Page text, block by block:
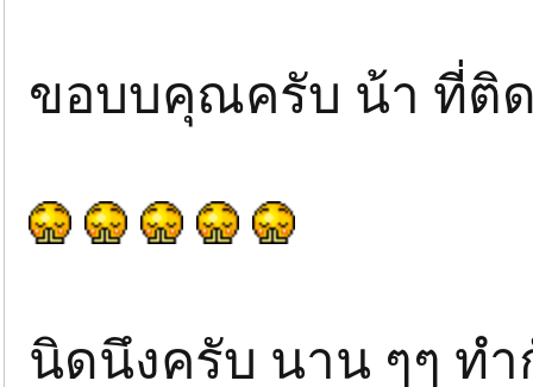
ขอบบคุณครับ น้า ที่ติ
นิดนึงครับ นาน ๆๆ ทำ